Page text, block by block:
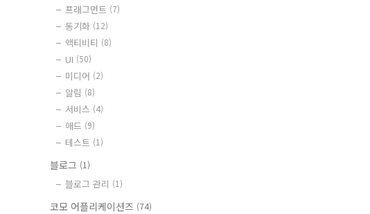
프래그먼트 (7)
동기화 (12)
액티비티 (8)
UI (50)
미디어 (2)
알림 (8)
서비스 (4)
애드 (9)
테스트 (1)
블로그 (1)
블로그 관리 (1)
코모 어플리케이션즈 (74)